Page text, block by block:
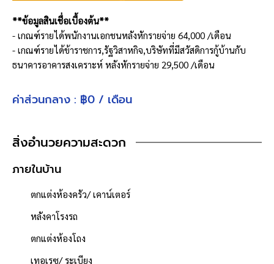
**ข้อมูลสินเชื่อเบื้องต้น**
- เกณฑ์รายได้พนักงานเอกชนหลังหักรายจ่าย 64,000 /เดือน
- เกณฑ์รายได้ข้าราชการ,รัฐวิสาหกิจ,บริษัทที่มีสวัสดิการกู้บ้านกับ
ธนาคารอาคารสงเคราะห์ หลังหักรายจ่าย 29,500 /เดือน
ทราบผลภายใน 3 วัน)
ห้องนอน : 3 ห้อง
ห้องน้ำ : 3 ห้อง
ห้องอเนกประสงค์ : 1 ห้อง
ที่จอดรถ : 2 คัน
เนื้อที่ 50.6 ตารางวา
- พื้นที่ใช้สอย 183 ตารางเมตร
- หน้าบ้านหัน "ทิศใต้"
- น้ำประปา ไฟฟ้าพร้อมเข้าอยู่
ค่าส่วนกลาง : ฿0 / เดือน
สิ่งอำนวยความสะดวก
ภายในบ้าน
ตกแต่งห้องครัว/ เคาน์เตอร์
หลังคาโรงรถ
ตกแต่งห้องโถง
เทอเรซ/ ระเบียง